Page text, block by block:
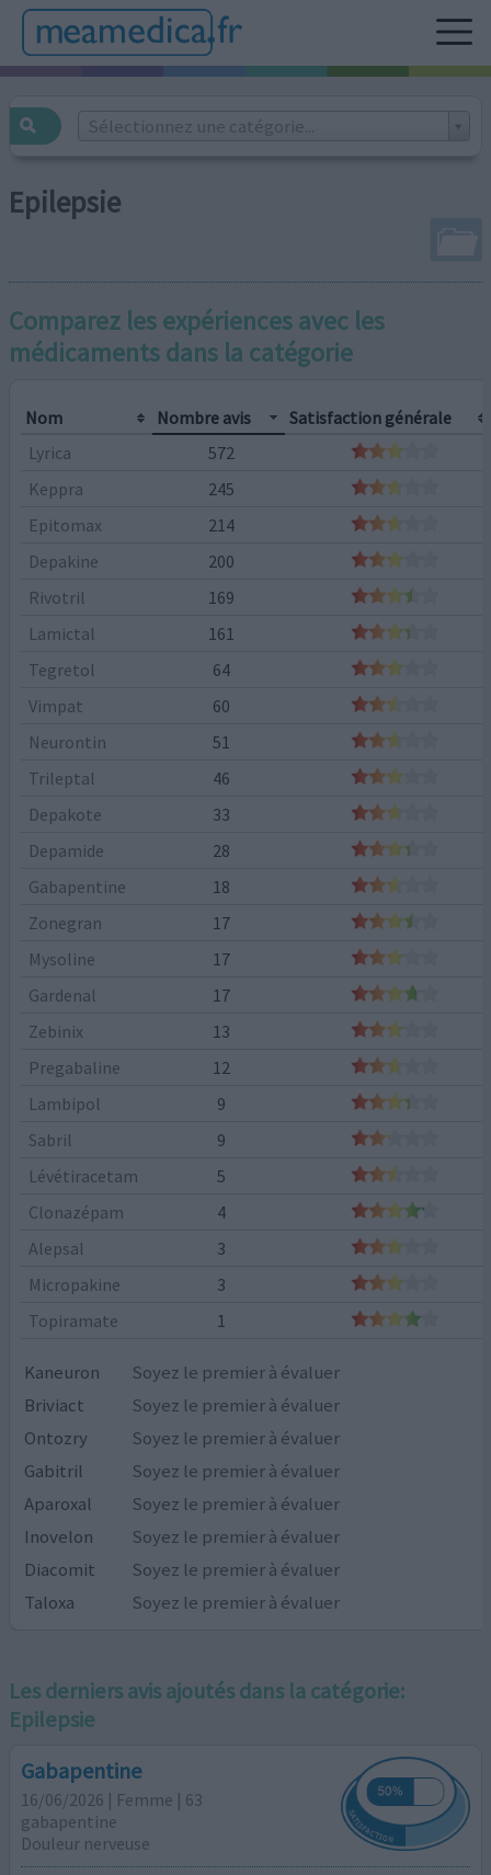
Sélectionnez une catégorie...
Epilepsie
Comparez les expériences avec les
médicaments dans la catégorie
Nom Nombre avis
Satisfaction générale
Lyrica
572
Keppra
245
Epitomax
214
Depakine
200
Rivotril
169
Lamictal
161
Tegretol
64
Vimpat
60
Neurontin
51
Trileptal
46
Depakote
33
Depamide
28
Gabapentine
18
Zonegran
17
Mysoline
17
Gardenal
17
Zebinix
13
Pregabaline
12
Lambipol
9
Sabril
9
Lévétiracetam
5
Clonazépam
4
Alepsal
3
Micropakine
3
Topiramate
1
Kaneuron
Soyez le premier à évaluer
Briviact
Soyez le premier à évaluer
Ontozry
Soyez le premier à évaluer
Gabitril
Soyez le premier à évaluer
Aparoxal
Soyez le premier à évaluer
Inovelon
Soyez le premier à évaluer
Diacomit
Soyez le premier à évaluer
Taloxa
Soyez le premier à évaluer
Les derniers avis ajoutés dans la catégorie:
Epilepsie
Gabapentine
16/06/2026 | Femme | 63
gabapentine
Douleur nerveuse